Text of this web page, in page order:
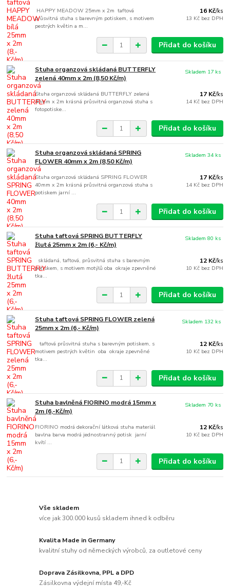
HAPPY MEADOW 25mm x 2m taftová
průsvitná stuha s barevným potiskem, s motivem
pestrých květin a m...
16 Kč/ks
13 Kč bez DPH
Přidat do košíku
Stuha organzová skládaná BUTTERFLY
zelená 40mm x 2m (8,50 Kč/m)
Stuha organzová skládaná BUTTERFLY zelená
40mm x 2m krásná průsvitná organzová stuha s
fotopotiske...
17 Kč/ks
14 Kč bez DPH
Skladem 17 ks
Přidat do košíku
Stuha organzová skládaná SPRING
FLOWER 40mm x 2m (8,50 Kč/m)
Stuha organzová skládaná SPRING FLOWER
40mm x 2m krásná průsvitná organzová stuha s
potiskem jarní ...
17 Kč/ks
14 Kč bez DPH
Skladem 34 ks
Přidat do košíku
Stuha taftová SPRING BUTTERFLY
žlutá 25mm x 2m (6,- Kč/m)
skládaná, taftová, průsvitná stuha s barevným
potiskem, s motivem motýlů oba okraje zpevněné
tka...
12 Kč/ks
10 Kč bez DPH
Skladem 80 ks
Přidat do košíku
Stuha taftová SPRING FLOWER zelená
25mm x 2m (6,- Kč/m)
taftová průsvitná stuha s barevným potiskem, s
motivem pestrých květin oba okraje zpevněné
tka...
12 Kč/ks
10 Kč bez DPH
Skladem 132 ks
Přidat do košíku
Stuha bavlněná FIORINO modrá 15mm x
2m (6,-Kč/m)
FIORINO modrá dekorační látková stuha materiál
bavlna barva modrá jednostranný potisk jarní
kvítí ...
12 Kč/ks
10 Kč bez DPH
Skladem 70 ks
Přidat do košíku
Vše skladem
více jak 300.000 kusů skladem ihned k odběru
Kvalita Made in Germany
kvalitní stuhy od německých výrobců, za outletové ceny
Doprava Zásilkovna, PPL a DPD
Zásilkovna výdejní místa 49,-Kč